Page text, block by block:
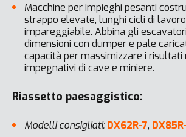
Macchine per impieghi pesanti
strappo elevate, lunghi cicli di
impareggiabile. Abbina gli
dimensioni con dumper e pale
capacità per massimizzare i risultati
impegnativi di cave e miniere.
Riassetto paesaggistico:
Modelli consigliati: DX62R-7,